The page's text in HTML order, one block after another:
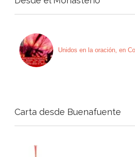
Unidos en la oración, en
Carta desde Buenafuente